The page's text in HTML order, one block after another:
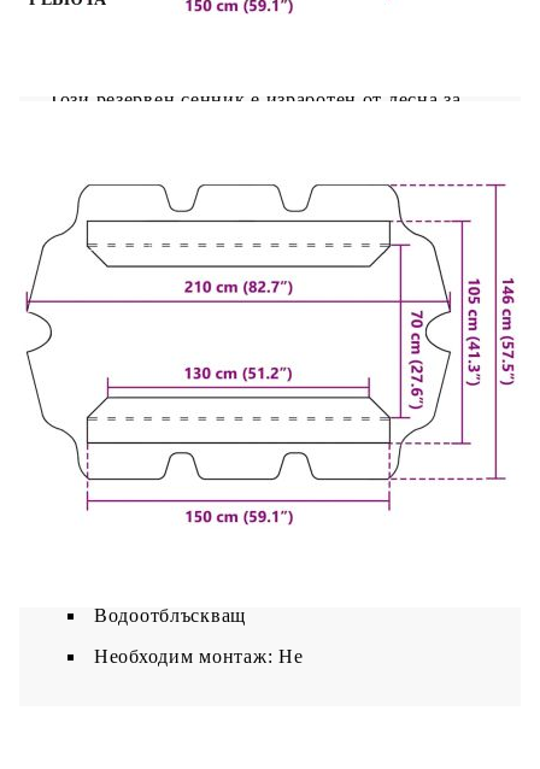
Този резервен сенник е изработен от лесна за
добавя допълнително тегло към вашата люлка.
Може да се фиксира ефективно с 2 тунелни
бримки от двете надлъжни страни. Освен това
можете лесно да го сгънете, когато не се
използва.
Цвят: Бежов
Материал: Плат (100% полиестер) с PVC
Подходящ за градински люлки с размери
на покрива между 150/130 x 105/70 см (Д x Ш)
Ширина на страничните волани: +/- 20 см
Размери на сенника: 150 x 82,5/105 x 18 см
Водоотблъскващ
Необходим монтаж: Не